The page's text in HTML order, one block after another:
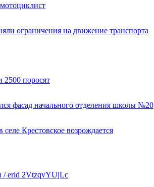
ограничения на движение транспорта
поросят
фасад начального отделения школы №20
Крестовское возрождается